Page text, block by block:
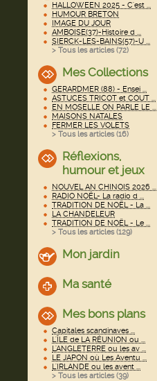
HALLOWEEN 2025 - C'est ...
HUMOUR BRETON
IMAGE DU JOUR
AMBOISE(37)-Histoire d ...
SIERCK-LES-BAINS(57)-U ...
> Tous les articles (72)
Mes Collections
GERARDMER (88) - Ensei ...
ASTUCES TRICOT et COUT ...
EN MOSELLE ON PARLE LE ...
MAISONS NATALES
FERMER LES VOLETS
> Tous les articles (16)
Réflexions,
humour et jeux
NOUVEL AN CHINOIS 2026 ...
RADIO NOËL- La radio d ...
TRADITION DE NOËL - La ...
LA CHANDELEUR
TRADITION DE NOËL - Le ...
> Tous les articles (129)
Mon jardin
Ma santé
Mes bons plans
Capitales scandinaves ...
L'ÎLE de LA RÉUNION ou ...
L'ANGLETERRE ou les av ...
LE JAPON où Les Aventu ...
L'IRLANDE ou les avent ...
> Tous les articles (39)